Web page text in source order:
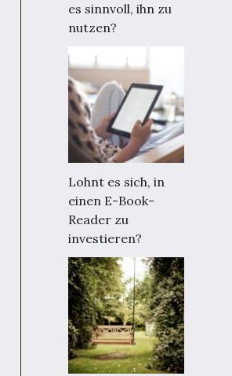
es sinnvoll, ihn zu
nutzen?
Lohnt es sich, in
einen E-Book-
Reader zu
investieren?